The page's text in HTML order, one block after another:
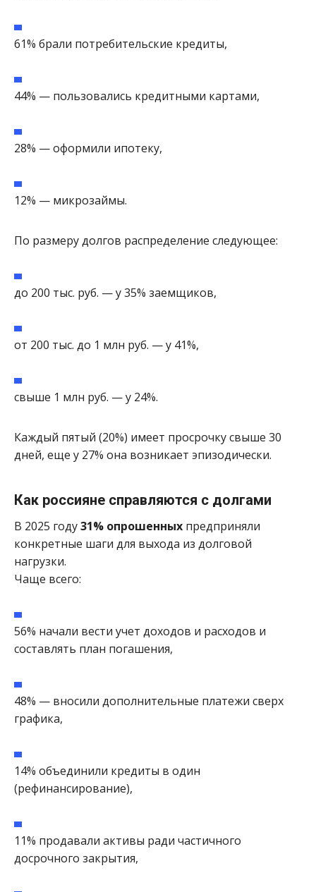
61% брали потребительские кредиты,
44% — пользовались кредитными картами,
28% — оформили ипотеку,
12% — микрозаймы.
По размеру долгов распределение следующее:
до 200 тыс. руб. — у 35% заемщиков,
от 200 тыс. до 1 млн руб. — у 41%,
свыше 1 млн руб. — у 24%.
Каждый пятый (20%) имеет просрочку свыше 30
дней, еще у 27% она возникает эпизодически.
Как россияне справляются с долгами
В 2025 году31% опрошенных предприняли
конкретные шаги для выхода из долговой
нагрузки.
Чаще всего:
56% начали вести учет доходов и расходов и
составлять план погашения,
48% — вносили дополнительные платежи сверх
графика,
14% объединили кредиты в один
(рефинансирование),
11% продавали активы ради частичного
досрочного закрытия,